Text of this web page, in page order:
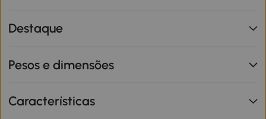
Destaque
Pesos e dimensões
Características